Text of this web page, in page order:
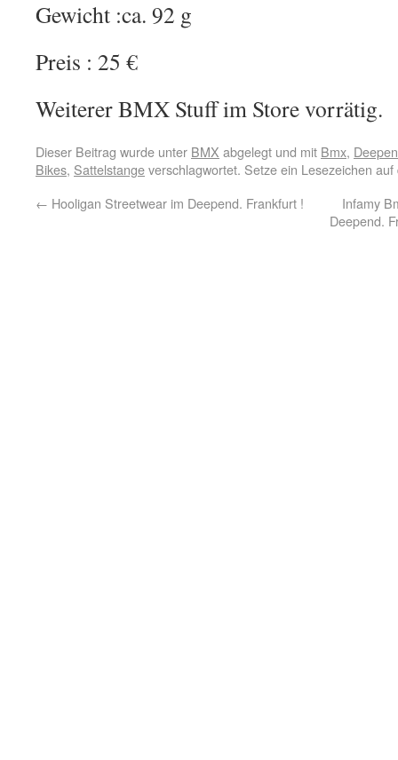
Gewicht :ca. 92 g
Preis : 25 €
Weiterer BMX Stuff im Store vorrätig.
Dieser Beitrag wurde unter BMX abgelegt und mit Bmx,
Bikes, Sattelstangeverschlagwortet. Setze ein Lesezeichen
← Hooligan Streetwear im Deepend. Frankfurt !
Infamy
Deepend.